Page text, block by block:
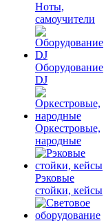
Ноты,
самоучители
Оборудование
DJ
Оркестровые,
народные
Рэковые
стойки, кейсы